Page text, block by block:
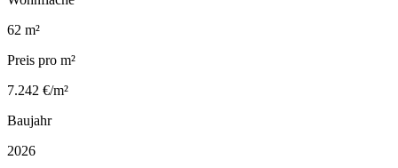
62 m²
Preis pro m²
7.242 €/m²
Baujahr
2026